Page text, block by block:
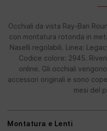
Occhiali da vista Ray-Ban
con montatura rotonda in
Naselli regolabili. Linea:
Codice colore: 2945.
online. Gli occhiali
accessori originali e sono
mesi del
Montatura e Lenti